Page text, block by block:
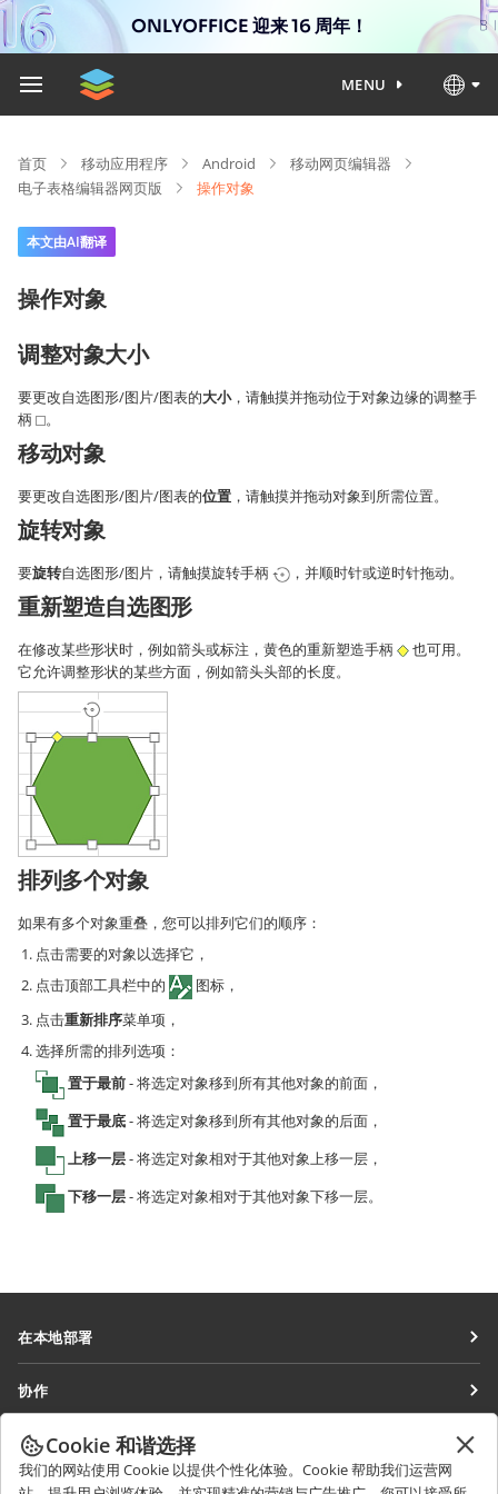
ONLYOFFICE 迎来 16 周年！
MENU
首页 移动应用程序 Android
移动网页编辑器
电子表格编辑器网页版
操作对象
本文由AI翻译
操作对象
调整对象大小
要更改自选图形/图片/图表的大小，请触摸并拖动位于对象边缘的调整手
柄
。
移动对象
要更改自选图形/图片/图表的位置 ，请触摸并拖动对象到所需位置。
旋转对象
要旋转自选图形/图片，请触摸旋转手柄 ，并顺时针或逆时针拖动。
重新塑造自选图形
在修改某些形状时，例如箭头或标注，黄色的重新塑造手柄
也可用。
它允许调整形状的某些方面，例如箭头头部的长度。
排列多个对象
如果有多个对象重叠，您可以排列它们的顺序：
点击需要的对象以选择它，
点击顶部工具栏中的
图标，
点击重新排序菜单项，
选择所需的排列选项：
置于最前- 将选定对象移到所有其他对象的前面，
置于最底- 将选定对象移到所有其他对象的后面，
上移一层- 将选定对象相对于其他对象上移一层，
下移一层- 将选定对象相对于其他对象下移一层。
在本地部署
协作空间
工作区
连接器
协作
针对翻译人员
获取最新资讯
博客
Cookie 和谐选择
我们的网站使用 Cookie 以提供个性化体验。Cookie 帮助我们运营网